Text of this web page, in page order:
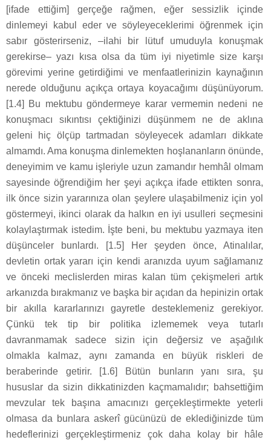
[ifade ettiğim] gerçeğe rağmen, eğer sessizlik içinde
dinlemeyi kabul eder ve söyleyeceklerimi öğrenmek için
sabır gösterirseniz, –ilahi bir lütuf umuduyla konuşmak
gerekirse– yazı kısa olsa da tüm iyi niyetimle size karşı
görevimi yerine getirdiğimi ve menfaatlerinizin kaynağının
nerede olduğunu açıkça ortaya koyacağımı düşünüyorum.
[1.4] Bu mektubu göndermeye karar vermemin nedeni ne
konuşmacı sıkıntısı çektiğinizi düşünmem ne de aklına
geleni hiç ölçüp tartmadan söyleyecek adamları dikkate
almamdı. Ama konuşma dinlemekten hoşlananların önünde,
deneyimim ve kamu işleriyle uzun zamandır hemhâl olmam
sayesinde öğrendiğim her şeyi açıkça ifade ettikten sonra,
ilk önce sizin yararınıza olan şeylere ulaşabilmeniz için yol
göstermeyi, ikinci olarak da halkın en iyi usulleri seçmesini
kolaylaştırmak istedim. İşte beni, bu mektubu yazmaya iten
düşünceler bunlardı. [1.5] Her şeyden önce, Atinalılar,
devletin ortak yararı için kendi aranızda uyum sağlamanız
ve önceki meclislerden miras kalan tüm çekişmeleri artık
arkanızda bırakmanız ve başka bir açıdan da hepinizin ortak
bir akılla kararlarınızı gayretle desteklemeniz gerekiyor.
Çünkü tek tip bir politika izlememek veya tutarlı
davranmamak sadece sizin için değersiz ve aşağılık
olmakla kalmaz, aynı zamanda en büyük riskleri de
beraberinde getirir. [1.6] Bütün bunların yanı sıra, şu
hususlar da sizin dikkatinizden kaçmamalıdır; bahsettiğim
mevzular tek başına amacınızı gerçekleştirmekte yeterli
olmasa da bunlara askerî gücünüzü de eklediğinizde tüm
hedeflerinizi gerçekleştirmeniz çok daha kolay bir hâle